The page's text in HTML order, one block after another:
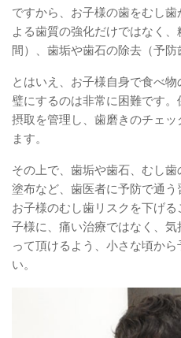
ですから、お子様の歯をむし
よる歯質の強化だけではなく
間）、歯垢や歯石の除去（予防
とはいえ、お子様自身で食べ
璧にするのは非常に困難です
摂取を管理し、歯磨きのチェ
ます。
その上で、歯垢や歯石、むし
塗布など、歯医者に予防で通う
お子様のむし歯リスクを下げ
子様に、痛い治療ではなく、
って頂けるよう、小さな頃か
い。